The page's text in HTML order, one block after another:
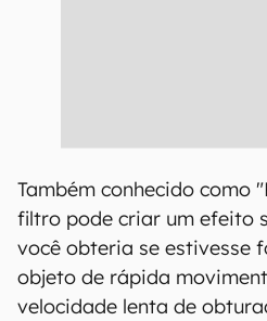
Também conhecido como
filtro pode criar um efeito
você obteria se estivesse
objeto de rápida
velocidade lenta de